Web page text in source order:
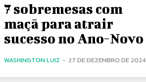
7 sobremesas com
maçã para atrair
sucesso no Ano-Novo
WASHINGTON LUIZ - 27 DE DEZEMBRO DE 2024